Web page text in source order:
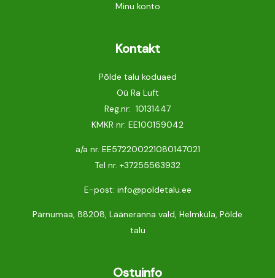
Minu konto
Kontakt
Põlde talu koduaed
Oü Ra Luft
Reg.nr: 10131447
KMKR nr: EE100159042
a/a nr. EE572200221080147021
Tel nr. +37255563932
E-post: info@poldetalu.ee
Pärnumaa, 88208, Lääneranna vald, Helmküla, Põlde
talu
Ostuinfo